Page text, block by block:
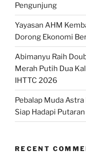
Pengunjung
Yayasan AHM
Dorong Ekonomi
Abimanyu Raih
Merah Putih Dua
IHTTC 2026
Pebalap Muda
Siap Hadapi
RECENT